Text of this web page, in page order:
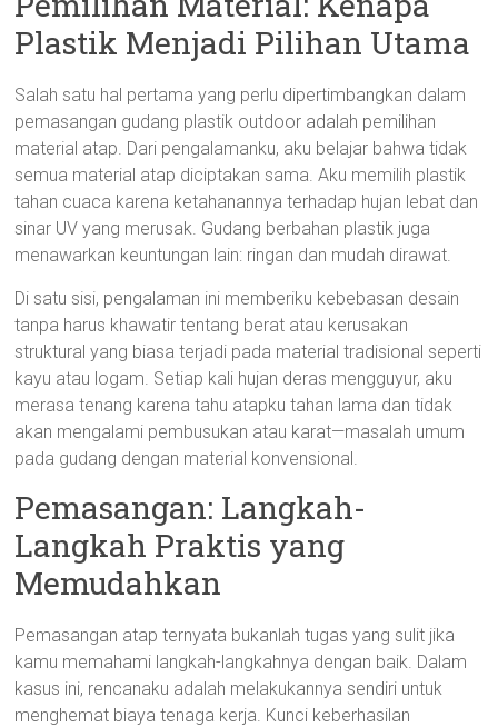
Plastik Menjadi Pilihan Utama
Salah satu hal pertama yang perlu dipertimbangkan dalam
pemasangan gudang plastik outdoor adalah pemilihan
material atap. Dari pengalamanku, aku belajar bahwa tidak
semua material atap diciptakan sama. Aku memilih plastik
tahan cuaca karena ketahanannya terhadap hujan lebat dan
sinar UV yang merusak. Gudang berbahan plastik juga
menawarkan keuntungan lain: ringan dan mudah dirawat.
Di satu sisi, pengalaman ini memberiku kebebasan desain
tanpa harus khawatir tentang berat atau kerusakan
struktural yang biasa terjadi pada material tradisional seperti
kayu atau logam. Setiap kali hujan deras mengguyur, aku
merasa tenang karena tahu atapku tahan lama dan tidak
akan mengalami pembusukan atau karat—masalah umum
pada gudang dengan material konvensional.
Pemasangan: Langkah-
Langkah Praktis yang
Memudahkan
Pemasangan atap ternyata bukanlah tugas yang sulit jika
kamu memahami langkah-langkahnya dengan baik. Dalam
kasus ini, rencanaku adalah melakukannya sendiri untuk
menghemat biaya tenaga kerja. Kunci keberhasilan